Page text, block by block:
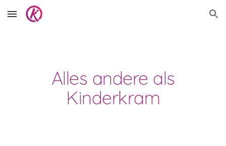
Skip to main content Skip to navigation
Alles andere als
Kinderkram